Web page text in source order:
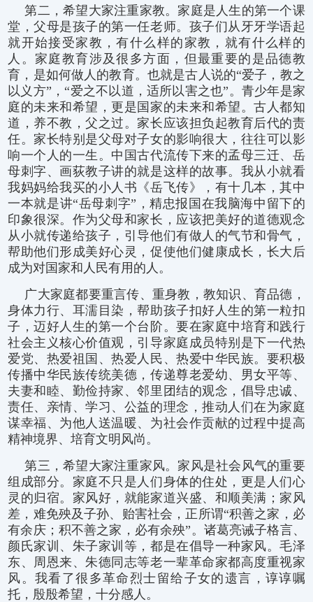
第二，希望大家注重家教。家庭是人生的第一个课
堂，父母是孩子的第一任老师。孩子们从牙牙学语起
就开始接受家教，有什么样的家教，就有什么样的
人。家庭教育涉及很多方面，但最重要的是品德教
育，是如何做人的教育。也就是古人说的“爱子，教之
以义方”，“爱之不以道，适所以害之也”。青少年是家
庭的未来和希望，更是国家的未来和希望。古人都知
道，养不教，父之过。家长应该担负起教育后代的责
任。家长特别是父母对子女的影响很大，往往可以影
响一个人的一生。中国古代流传下来的孟母三迁、岳
母刺字、画荻教子讲的就是这样的故事。我从小就看
我妈妈给我买的小人书《岳飞传》，有十几本，其中
一本就是讲“岳母刺字”，精忠报国在我脑海中留下的
印象很深。作为父母和家长，应该把美好的道德观念
从小就传递给孩子，引导他们有做人的气节和骨气，
帮助他们形成美好心灵，促使他们健康成长，长大后
成为对国家和人民有用的人。
广大家庭都要重言传、重身教，教知识、育品德，
身体力行、耳濡目染，帮助孩子扣好人生的第一粒扣
子，迈好人生的第一个台阶。要在家庭中培育和践行
社会主义核心价值观，引导家庭成员特别是下一代热
爱党、热爱祖国、热爱人民、热爱中华民族。要积极
传播中华民族传统美德，传递尊老爱幼、男女平等、
夫妻和睦、勤俭持家、邻里团结的观念，倡导忠诚、
责任、亲情、学习、公益的理念，推动人们在为家庭
谋幸福、为他人送温暖、为社会作贡献的过程中提高
精神境界、培育文明风尚。
第三，希望大家注重家风。家风是社会风气的重要
组成部分。家庭不只是人们身体的住处，更是人们心
灵的归宿。家风好，就能家道兴盛、和顺美满；家风
差，难免殃及子孙、贻害社会，正所谓“积善之家，必
有余庆；积不善之家，必有余殃”。诸葛亮诫子格言、
颜氏家训、朱子家训等，都是在倡导一种家风。毛泽
东、周恩来、朱德同志等老一辈革命家都高度重视家
风。我看了很多革命烈士留给子女的遗言，谆谆嘱
托，殷殷希望，十分感人。